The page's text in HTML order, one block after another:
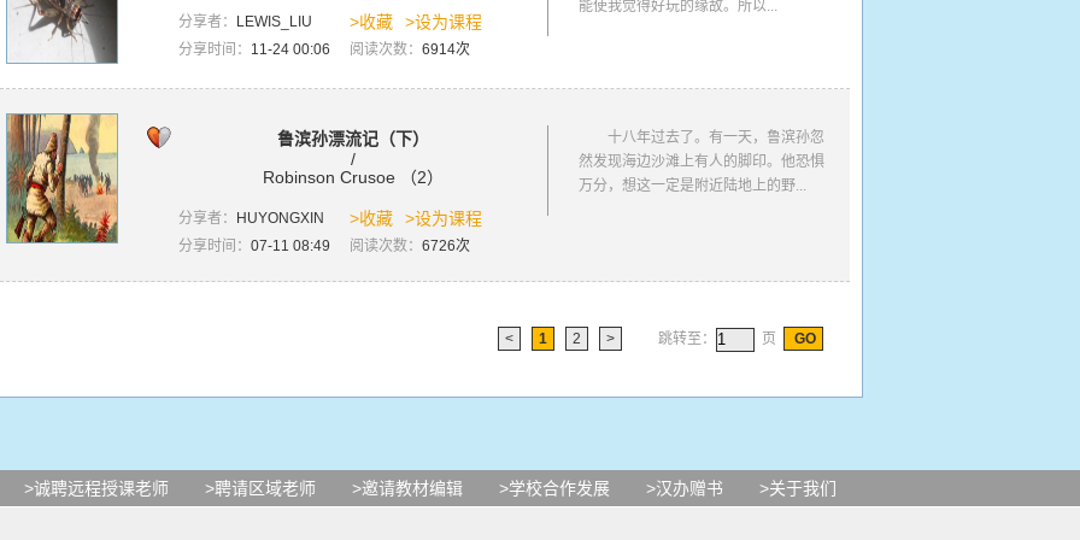
分享者： LEWIS_LIU >收藏 >设为课程
分享时间： 11-24 00:06 阅读次数： 6914次
能使我觉得好玩的缘故。所以...
鲁滨孙漂流记（下）
/
Robinson Crusoe （2）
分享者： HUYONGXIN >收藏 >设为课程
分享时间： 07-11 08:49 阅读次数： 6726次
十八年过去了。有一天，鲁滨孙忽
然发现海边沙滩上有人的脚印。他恐惧
万分，想这一定是附近陆地上的野...
< 1 2 > 跳转至： 页 GO
>诚聘远程授课老师 >聘请区域老师 >邀请教材编辑 >学校合作发展 >汉办赠书 >关于我们